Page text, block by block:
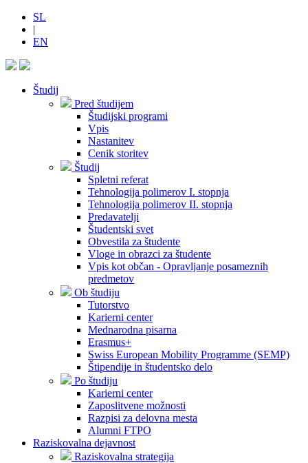
SL
|
EN
Študij
Pred študijem
Študijski programi
Vpis
Nastanitev
Cenik storitev
Študij
Spletni referat
Tehnologija polimerov I. stopnja
Tehnologija polimerov II. stopnja
Predavatelji
Študentski svet
Obvestila za študente
Vloge in obrazci za študente
Vpis kot občan - Opravljanje posameznih
predmetov
Ob študiju
Tutorstvo
Karierni center
Mednarodna pisarna
Erasmus+
Swiss European Mobility Programme (SEMP)
Štipendije in študentsko delo
Po študiju
Karierni center
Zaposlitvene možnosti
Razpisi za delovna mesta
Alumni FTPO
Raziskovalna dejavnost
Raziskovalna strategija